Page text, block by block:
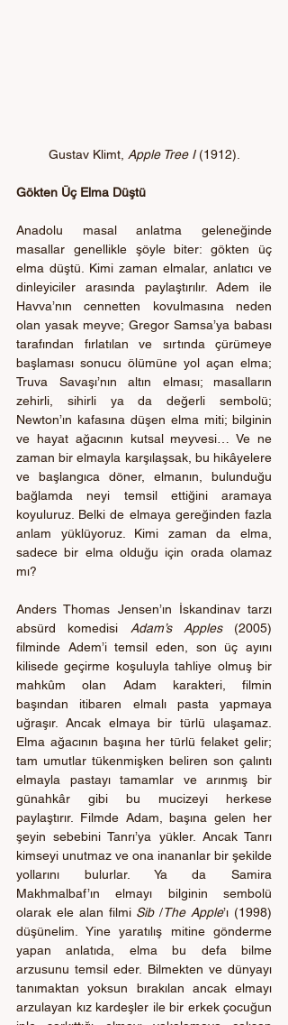
Gustav Klimt, Apple Tree I (1912).
Gökten Üç Elma Düştü
Anadolu masal anlatma geleneğinde
masallar genellikle şöyle biter: gökten üç
elma düştü. Kimi zaman elmalar, anlatıcı ve
dinleyiciler arasında paylaştırılır. Adem ile
Havva’nın cennetten kovulmasına neden
olan yasak meyve; Gregor Samsa’ya babası
tarafından fırlatılan ve sırtında çürümeye
başlaması sonucu ölümüne yol açan elma;
Truva Savaşı’nın altın elması; masalların
zehirli, sihirli ya da değerli sembolü;
Newton’ın kafasına düşen elma miti; bilginin
ve hayat ağacının kutsal meyvesi… Ve ne
zaman bir elmayla karşılaşsak, bu hikâyelere
ve başlangıca döner, elmanın, bulunduğu
bağlamda neyi temsil ettiğini aramaya
koyuluruz. Belki de elmaya gereğinden fazla
anlam yüklüyoruz. Kimi zaman da elma,
sadece bir elma olduğu için orada olamaz
mı?
Anders Thomas Jensen’ın İskandinav tarzı
absürd komedisi Adam’s Apples (2005)
filminde Adem’i temsil eden, son üç ayını
kilisede geçirme koşuluyla tahliye olmuş bir
mahkûm olan Adam karakteri, filmin
başından itibaren elmalı pasta yapmaya
uğraşır. Ancak elmaya bir türlü ulaşamaz.
Elma ağacının başına her türlü felaket gelir;
tam umutlar tükenmişken beliren son çalıntı
elmayla pastayı tamamlar ve arınmış bir
günahkâr gibi bu mucizeyi herkese
paylaştırır. Filmde Adam, başına gelen her
şeyin sebebini Tanrı’ya yükler. Ancak Tanrı
kimseyi unutmaz ve ona inananlar bir şekilde
yollarını bulurlar. Ya da Samira
Makhmalbaf’ın elmayı bilginin sembolü
olarak ele alan filmi Sib /The Apple’ı (1998)
düşünelim. Yine yaratılış mitine gönderme
yapan anlatıda, elma bu defa bilme
arzusunu temsil eder. Bilmekten ve dünyayı
tanımaktan yoksun bırakılan ancak elmayı
arzulayan kız kardeşler ile bir erkek çocuğun